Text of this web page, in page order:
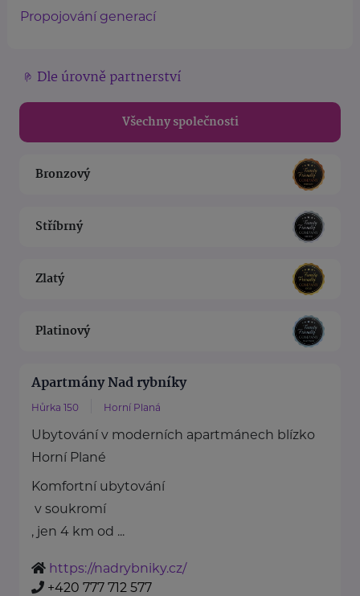
Propojování generací
Dle úrovně partnerství
Všechny společnosti
Bronzový
Stříbrný
Zlatý
Platinový
Apartmány Nad rybníky
Hůrka 150 Horní Planá
Ubytování v moderních apartmánech blízko
Horní Plané
Komfortní ubytování
v soukromí
, jen 4 km od ...
https://nadrybniky.cz/
+420 777 712 577